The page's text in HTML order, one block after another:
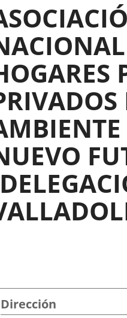
Dirección